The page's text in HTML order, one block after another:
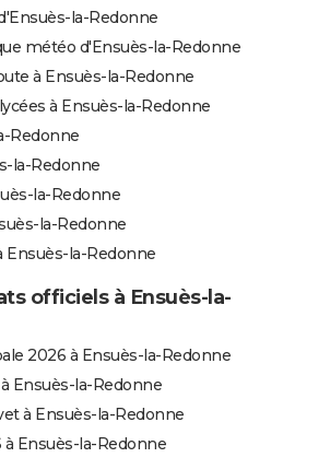
la-Redonne
météo d'Ensuès-la-Redonne
à Ensuès-la-Redonne
à Ensuès-la-Redonne
Redonne
la-Redonne
la-Redonne
la-Redonne
la-Redonne
officiels à Ensuès-la-
2026 à Ensuès-la-Redonne
Ensuès-la-Redonne
à Ensuès-la-Redonne
à Ensuès-la-Redonne